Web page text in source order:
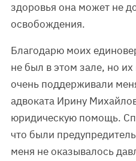
здоровья она может не
освобождения.
Благодарю моих
не был в этом зале, но
очень поддерживали
адвоката Ирину
юридическую помощь.
что были
меня не оказывалось